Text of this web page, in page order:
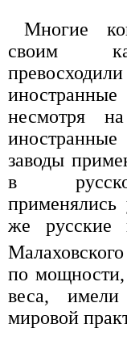
Многие
своим
несмотря
заводы
в
применялись
же
по
веса,
мировой